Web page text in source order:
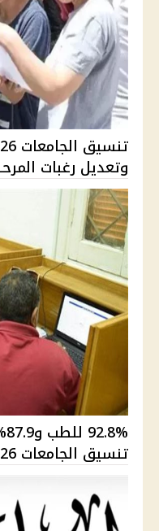
وتعديل رغبات
تنسيق الجامعات 2026 وأماكن المرحلة ...